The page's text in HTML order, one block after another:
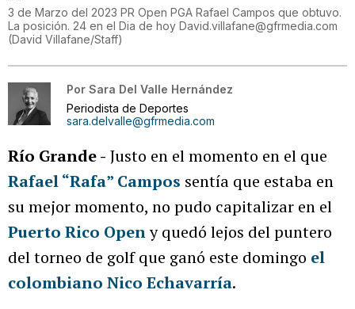
3 de Marzo del 2023 PR Open PGA Rafael Campos que obtuvo.
La posición. 24 en el Dia de hoy David.villafane@gfrmedia.com
(David Villafane/Staff)
Por Sara Del Valle Hernández
Periodista de Deportes
sara.delvalle@gfrmedia.com
Río Grande - Justo en el momento en el que
Rafael “Rafa” Campos sentía que estaba en
su mejor momento, no pudo capitalizar en el
Puerto Rico Openy quedó lejos del puntero
del torneo de golf que ganó este domingo el
colombiano Nico Echavarría.